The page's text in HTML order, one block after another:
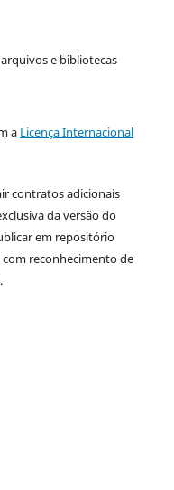
e bibliotecas
a Licença Internacional
contratos adicionais
da versão do
em repositório
reconhecimento de